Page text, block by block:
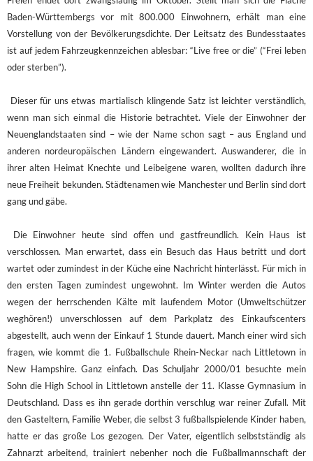
Baden-Württembergs vor mit 800.000 Einwohnern, erhält man eine
Vorstellung von der Bevölkerungsdichte. Der Leitsatz des Bundesstaates
ist auf jedem Fahrzeugkennzeichen ablesbar: “Live free or die” (“Frei leben
oder sterben”).
Dieser für uns etwas martialisch klingende Satz ist leichter verständlich,
wenn man sich einmal die Historie betrachtet. Viele der Einwohner der
Neuenglandstaaten sind – wie der Name schon sagt – aus England und
anderen nordeuropäischen Ländern eingewandert. Auswanderer, die in
ihrer alten Heimat Knechte und Leibeigene waren, wollten dadurch ihre
neue Freiheit bekunden. Städtenamen wie Manchester und Berlin sind dort
gang und gäbe.
Die Einwohner heute sind offen und gastfreundlich. Kein Haus ist
verschlossen. Man erwartet, dass ein Besuch das Haus betritt und dort
wartet oder zumindest in der Küche eine Nachricht hinterlässt. Für mich in
den ersten Tagen zumindest ungewohnt. Im Winter werden die Autos
wegen der herrschenden Kälte mit laufendem Motor (Umweltschützer
weghören!) unverschlossen auf dem Parkplatz des Einkaufscenters
abgestellt, auch wenn der Einkauf 1 Stunde dauert. Manch einer wird sich
fragen, wie kommt die 1. Fußballschule Rhein-Neckar nach Littletown in
New Hampshire. Ganz einfach. Das Schuljahr 2000/01 besuchte mein
Sohn die High School in Littletown anstelle der 11. Klasse Gymnasium in
Deutschland. Dass es ihn gerade dorthin verschlug war reiner Zufall. Mit
den Gasteltern, Familie Weber, die selbst 3 fußballspielende Kinder haben,
hatte er das große Los gezogen. Der Vater, eigentlich selbstständig als
Zahnarzt arbeitend, trainiert nebenher noch die Fußballmannschaft der